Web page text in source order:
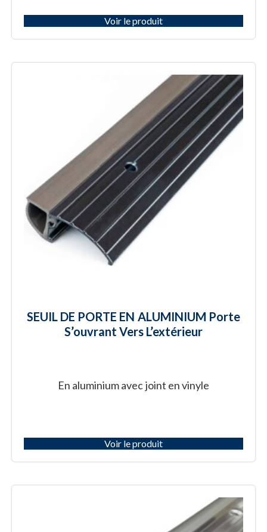
Voir le produit
SEUIL DE PORTE EN ALUMINIUM Porte
S’ouvrant Vers L’extérieur
En aluminium avec joint en vinyle
Voir le produit